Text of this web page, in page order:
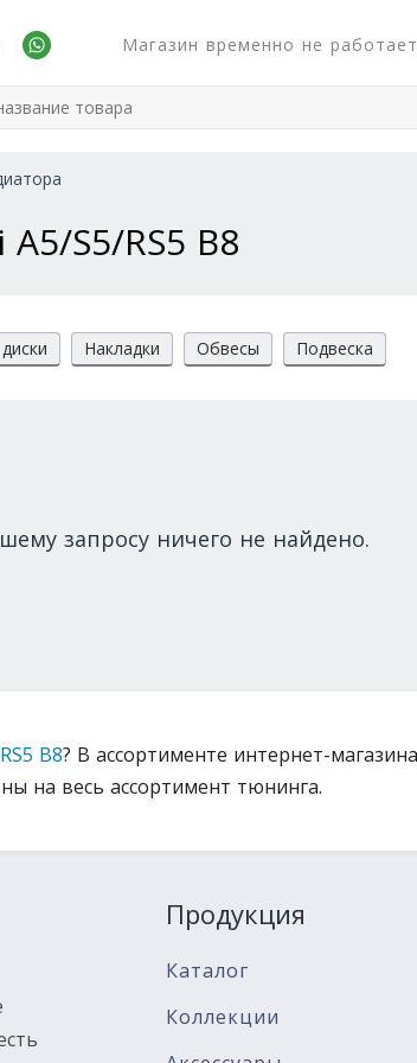
Магазин временно не работает
S5/RS5 B8
Накладки Обвесы Подвеска
запросу ничего не найдено.
B8? В ассортименте интернет-
на весь ассортимент тюнинга.
Продукция
Каталог
Коллекции